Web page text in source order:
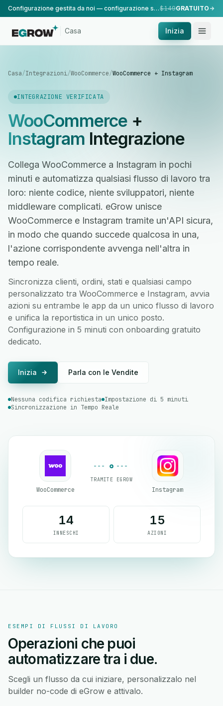
Configurazione gestita da noi — configurazione standard, eseguita dal nostro team.$149GRATUITO
Casa Inizia
Casa/Integrazioni/WooCommerce/WooCommerce + Instagram
INTEGRAZIONE VERIFICATA
WooCommerce+
Instagram Integrazione
Collega WooCommerce a Instagram in pochi
minuti e automatizza qualsiasi flusso di lavoro tra
loro: niente codice, niente sviluppatori, niente
middleware complicati. eGrow unisce
WooCommerce e Instagram tramite un'API sicura,
in modo che quando succede qualcosa in una,
l'azione corrispondente avvenga nell'altra in
tempo reale.
Sincronizza clienti, ordini, stati e qualsiasi campo
personalizzato tra WooCommerce e Instagram, avvia
azioni su entrambe le app da un unico flusso di lavoro
e unifica la reportistica in un unico posto.
Configurazione in 5 minuti con onboarding gratuito
dedicato.
Inizia Parla con le Vendite
Nessuna codifica richiesta Impostazione di 5 minuti
Sincronizzazione in Tempo Reale
WooCommerce
TRAMITE EGROW
Instagram
14
INNESCHI
15
AZIONI
ESEMPI DI FLUSSI DI LAVORO
Operazioni che puoi
automatizzare tra i due.
Scegli un flusso da cui iniziare, personalizzalo nel
builder no-code di eGrow e attivalo.